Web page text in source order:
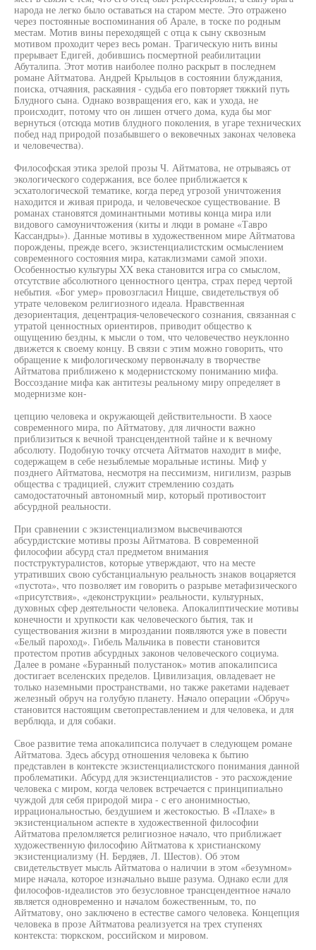
народа не легко было оставаться на старом месте. Это отражено
через постоянные воспоминания об Арале, в тоске по родным
местам. Мотив вины переходящей с отца к сыну сквозным
мотивом проходит через весь роман. Трагическую нить вины
прерывает Едигей, добившись посмертной реабилитации
Абуталипа. Этот мотив наиболее полно раскрыт в последнем
романе Айтматова. Андрей Крыльцов в состоянии блуждания,
поиска, отчаяния, раскаяния - судьба его повторяет тяжкий путь
Блудного сына. Однако возвращения его, как и ухода, не
происходит, потому что он лишен отчего дома, куда бы мог
вернуться (отсюда мотив блудного поколения, в угаре технических
побед над природой позабывшего о вековечных законах человека
и человечества).
Философская этика зрелой прозы Ч. Айтматова, не отрываясь от
экологического содержания, все более приближается к
эсхатологической тематике, когда перед угрозой уничтожения
находится и живая природа, и человеческое существование. В
романах становятся доминантными мотивы конца мира или
видового самоуничтожения (киты и люди в романе «Тавро
Кассандры»). Данные мотивы в художественном мире Айтматова
порождены, прежде всего, экзистенциалистским осмыслением
современного состояния мира, катаклизмами самой эпохи.
Особенностью культуры XX века становится игра со смыслом,
отсутствие абсолютного ценностного центра, страх перед чертой
небытия. «Бог умер» провозгласил Ницше, свидетельствуя об
утрате человеком религиозного идеала. Нравственная
дезориентация, децентрация-человеческого сознания, связанная с
утратой ценностных ориентиров, приводит общество к
ощущению бездны, к мысли о том, что человечество неуклонно
движется к своему концу. В связи с этим можно говорить, что
обращение к мифологическому первоначалу в творчестве
Айтматова приближено к модернистскому пониманию мифа.
Воссоздание мифа как антитезы реальному миру определяет в
модернизме кон-
цепцию человека и окружающей действительности. В хаосе
современного мира, по Айтматову, для личности важно
приблизиться к вечной трансцендентной тайне и к вечному
абсолюту. Подобную точку отсчета Айтматов находит в мифе,
содержащем в себе незыблемые моральные истины. Миф у
позднего Айтматова, несмотря на пессимизм, нигилизм, разрыв
общества с традицией, служит стремлению создать
самодостаточный автономный мир, который противостоит
абсурдной реальности.
При сравнении с экзистенциализмом высвечиваются
абсурдистские мотивы прозы Айтматова. В современной
философии абсурд стал предметом внимания
постструктуралистов, которые утверждают, что на месте
утративших свою субстанциальную реальность знаков воцаряется
«пустота», что позволяет им говорить о разрыве метафизического
«присутствия», «деконструкции» реальности, культурных,
духовных сфер деятельности человека. Апокалиптические мотивы
конечности и хрупкости как человеческого бытия, так и
существования жизни в мироздании появляются уже в повести
«Белый пароход». Гибель Мальчика в повести становится
протестом против абсурдных законов человеческого социума.
Далее в романе «Буранный полустанок» мотив апокалипсиса
достигает вселенских пределов. Цивилизация, овладевает не
только наземными пространствами, но также ракетами надевает
железный обруч на голубую планету. Начало операции «Обруч»
становится настоящим светопреставлением и для человека, и для
верблюда, и для собаки.
Свое развитие тема апокалипсиса получает в следующем романе
Айтматова. Здесь абсурд отношения человека к бытию
представлен в контексте экзистенциалистского понимания данной
проблематики. Абсурд для экзистенциалистов - это расхождение
человека с миром, когда человек встречается с принципиально
чуждой для себя природой мира - с его анонимностью,
иррациональностью, бездушием и жестокостью. В «Плахе» в
экзистенциальном аспекте в художественной философии
Айтматова преломляется религиозное начало, что приближает
художественную философию Айтматова к христианскому
экзистенциализму (Н. Бердяев, Л. Шестов). Об этом
свидетельствует мысль Айтматова о наличии в этом «безумном»
мире начала, которое изначально выше разума. Однако если для
философов-идеалистов это безусловное трансцендентное начало
является одновременно и началом божественным, то, по
Айтматову, оно заключено в естестве самого человека. Концепция
человека в прозе Айтматова реализуется на трех ступенях
контекста: тюркском, российском и мировом.